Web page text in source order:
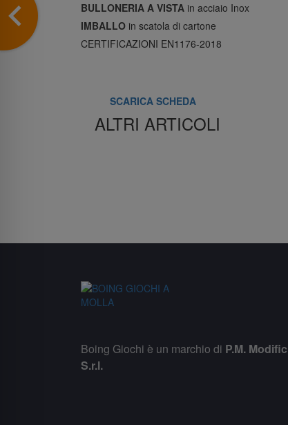
BULLONERIA A VISTA in acciaio Inox
IMBALLO in scatola di cartone
CERTIFICAZIONI EN1176-2018
SCARICA SCHEDA
ALTRI ARTICOLI
Boing Giochi è un marchio di P.M.
S.r.l.